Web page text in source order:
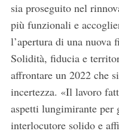
sia proseguito nel
più funzionali e
l’apertura di una nuova
Solidità, fiducia e
affrontare un 2022 che
incertezza. «Il lavoro
aspetti lungimirante
interlocutore solido e
S
e
c
h
f
o